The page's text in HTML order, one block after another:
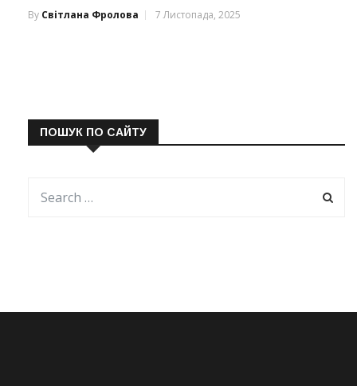
By Світлана Фролова 7 Листопада, 2025
ПОШУК ПО САЙТУ